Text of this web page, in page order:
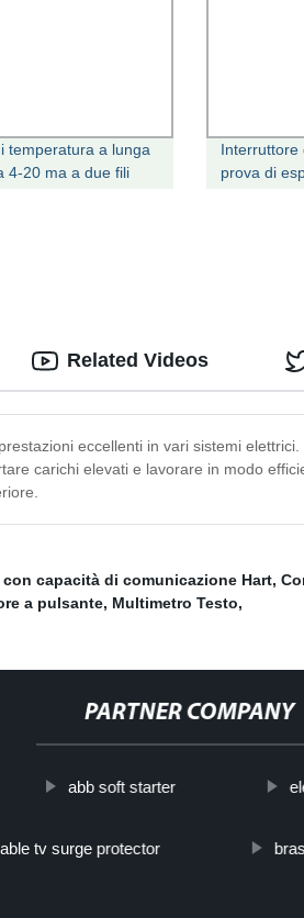
temperatura a lunga
4-20 ma a due fili
Interruttore
prova di
eccellenti in vari sistemi
carichi elevati e lavorare in modo
Related Videos
capacità di comunicazione Hart,
a pulsante, Multimetro Testo,
PARTNER COMPANY
abb soft starter
tv surge protector